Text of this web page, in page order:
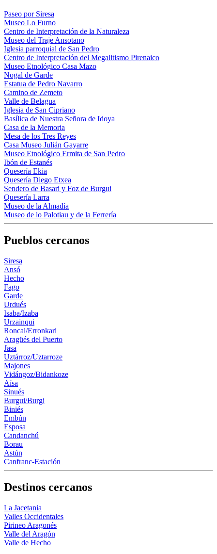
Paseo por Siresa
Museo Lo Furno
Centro de Interpretación de la Naturaleza
Museo del Traje Ansotano
Iglesia parroquial de San Pedro
Centro de Interpretación del Megalitismo Pirenaico
Museo Etnológico Casa Mazo
Nogal de Garde
Estatua de Pedro Navarro
Camino de Zemeto
Valle de Belagua
Iglesia de San Cipriano
Basílica de Nuestra Señora de Idoya
Casa de la Memoria
Mesa de los Tres Reyes
Casa Museo Julián Gayarre
Museo Etnológico Ermita de San Pedro
Ibón de Estanés
Quesería Ekia
Quesería Diego Etxea
Sendero de Basari y Foz de Burgui
Quesería Larra
Museo de la Almadía
Museo de lo Palotiau y de la Ferrería
Pueblos cercanos
Siresa
Ansó
Hecho
Fago
Garde
Urdués
Isaba/Izaba
Urzainqui
Roncal/Erronkari
Aragüés del Puerto
Jasa
Uztárroz/Uztarroze
Majones
Vidángoz/Bidankoze
Aísa
Sinués
Burgui/Burgi
Biniés
Embún
Esposa
Candanchú
Borau
Astún
Canfranc-Estación
Destinos cercanos
La Jacetania
Valles Occidentales
Pirineo Aragonés
Valle del Aragón
Valle de Hecho